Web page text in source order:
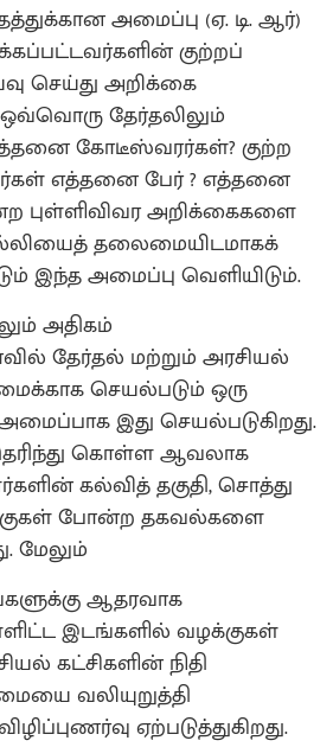
அமைப்பு (ஏ. டி. ஆர்)
குற்றப்
செய்து அறிக்கை
தேர்தலிலும்
கோடீஸ்வரர்கள்? குற்ற
எத்தனை பேர் ? எத்தனை
புள்ளிவிவர அறிக்கைகளை
தலைமையிடமாகக்
இந்த அமைப்பு வெளியிடும்.
அதிகம்
தேர்தல் மற்றும் அரசியல்
செயல்படும் ஒரு
அமைப்பாக இது செயல்படுகிறது.
கொள்ள ஆவலாக
கல்வித் தகுதி, சொத்து
போன்ற தகவல்களை
மேலும்
ஆதரவாக
இடங்களில் வழக்குகள்
கட்சிகளின் நிதி
வலியுறுத்தி
ஏற்படுத்துகிறது.